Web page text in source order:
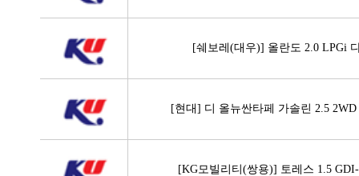
[쉐보레(대우)] 올란도 2.0 LPGi
[현대] 디 올뉴싼타페 가솔린 2.5
[KG모빌리티(쌍용)] 토레스 1.5